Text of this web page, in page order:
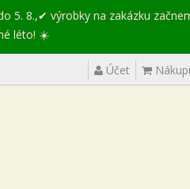
8.,✔ výrobky na zakázku
léto! ☀️
Účet